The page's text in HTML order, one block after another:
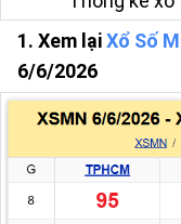
1. Xem lạiXổ Số
6/6/2026